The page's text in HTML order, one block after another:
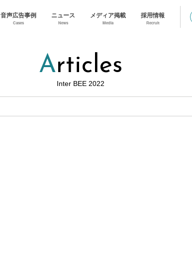
音声広告事例
Cases
ニュース
News
メディア掲載
Media
採用情報
Recruit
Articles
Inter BEE 2022